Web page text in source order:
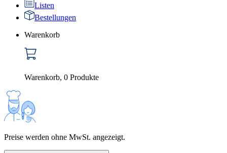
Listen
Bestellungen
Warenkorb
Warenkorb, 0 Produkte
Preise werden ohne MwSt. angezeigt.